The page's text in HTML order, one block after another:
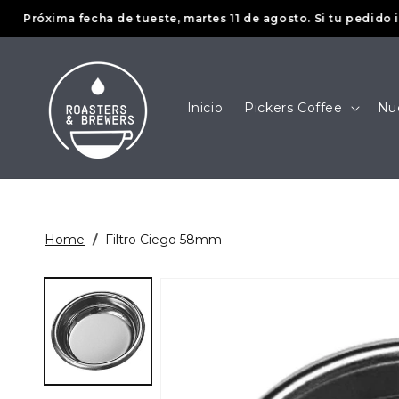
directamente
al contenido
fecha de tueste, martes 11 de agosto. Si tu pedido
Inicio Pickers Coffee
Home / Filtro Ciego 58mm